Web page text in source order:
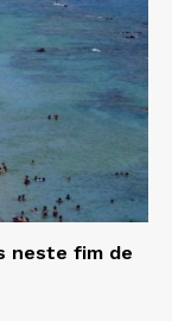
neste fim de